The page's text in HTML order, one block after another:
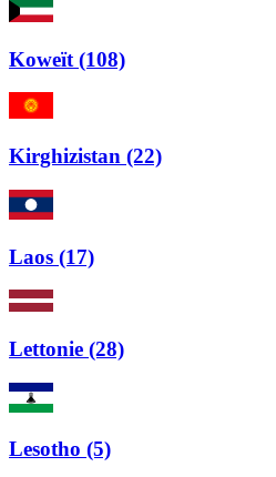
Koweït (108)
Kirghizistan (22)
Laos (17)
Lettonie (28)
Lesotho (5)